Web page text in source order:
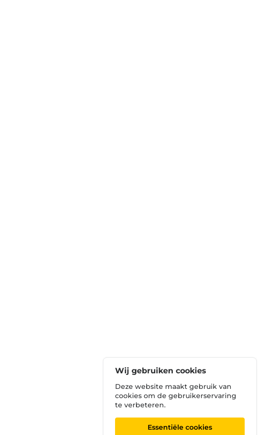
Wij gebruiken cookies
Deze website maakt gebruik van
cookies om de gebruikerservaring
te verbeteren.
Essentiële cookies